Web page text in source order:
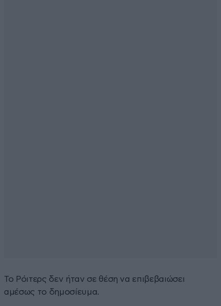
Το Ρόιτερς δεν ήταν σε θέση να επιβεβαιώσει
αμέσως το δημοσίευμα.